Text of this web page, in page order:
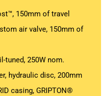
150mm of travel
air valve, 150mm of
tuned, 250W nom.
hydraulic disc, 200mm
casing, GRIPTON®